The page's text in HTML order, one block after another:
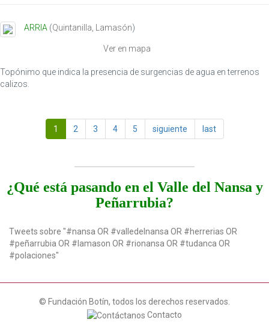
ARRIA (Quintanilla Lamasón)
Ver en mapa
Topónimo que indica la presencia de surgencias de agua en terrenos
calizos.
1 2 3 4 5 siguiente last
¿Qué está pasando en el Valle del Nansa y
Peñarrubia?
Tweets sobre "#nansa OR #valledelnansa OR #herrerias OR
#peñarrubia OR #lamason OR #rionansa OR #tudanca OR
#polaciones"
© Fundación Botín, todos los derechos reservados.
Contacto